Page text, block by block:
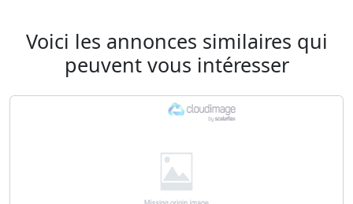
Voici les annonces similaires qui
peuvent vous intéresser